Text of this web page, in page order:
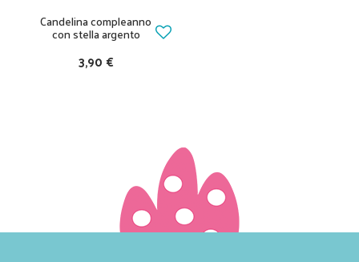
Candelina compleanno
con stella argento
3,90 €